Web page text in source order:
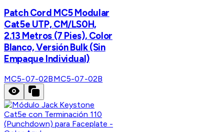
Patch Cord MC5 Modular
Cat5e UTP, CM/LS0H,
2.13 Metros (7 Pies), Color
Blanco, Versión Bulk (Sin
Empaque Individual)
MC5-07-02BMC5-07-02B